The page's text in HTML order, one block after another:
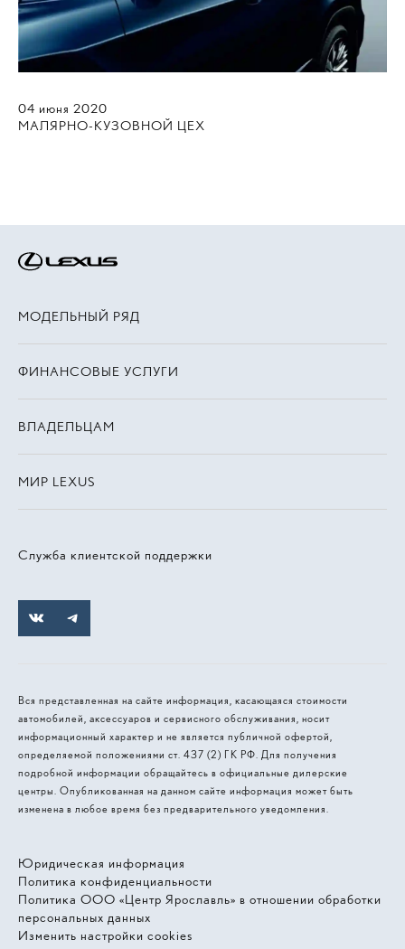
04 июня 2020
МАЛЯРНО-КУЗОВНОЙ ЦЕХ
Служба клиентской поддержки
МОДЕЛЬНЫЙ РЯД
ФИНАНСОВЫЕ УСЛУГИ
ВЛАДЕЛЬЦАМ
МИР LEXUS
Вся представленная на сайте информация, касающаяся стоимости
автомобилей, аксессуаров и сервисного обслуживания, носит
информационный характер и не является публичной офертой,
определяемой положениями ст. 437 (2) ГК РФ. Для получения
подробной информации обращайтесь в официальные дилерские
центры. Опубликованная на данном сайте информация может быть
изменена в любое время без предварительного уведомления.
Юридическая информация
Политика конфиденциальности
Политика ООО «Центр Ярославль» в отношении обработки
персональных данных
Изменить настройки cookies